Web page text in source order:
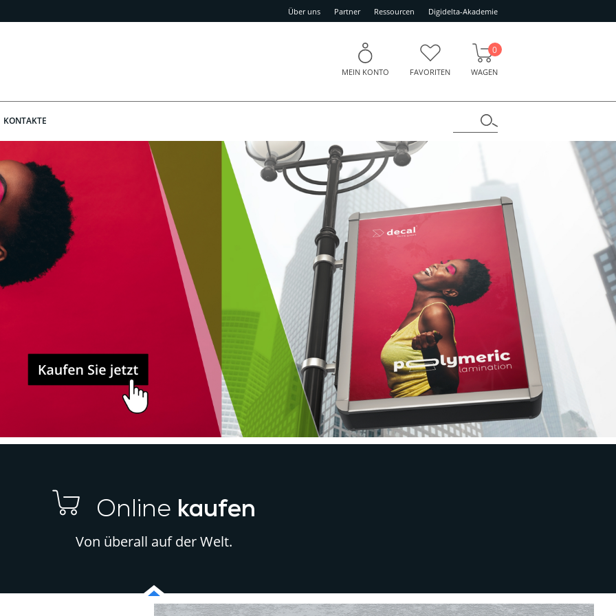
Über uns Partner Ressourcen Digidelta-Akademie
MEIN KONTO FAVORITEN WAGEN
0
KONTAKTE
Online kaufen
Von überall auf der Welt.